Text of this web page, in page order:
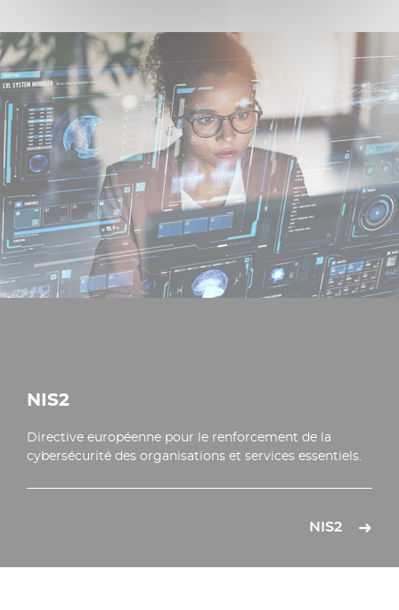
NIS2
Directive européenne pour le renforcement de la
cybersécurité des organisations et services essentiels.
NIS2